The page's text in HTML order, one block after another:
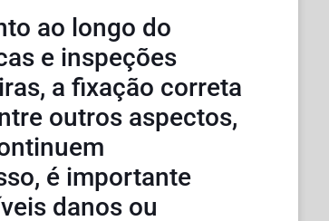
ao longo do
e inspeções
a fixação correta
outros aspectos,
é importante
danos ou